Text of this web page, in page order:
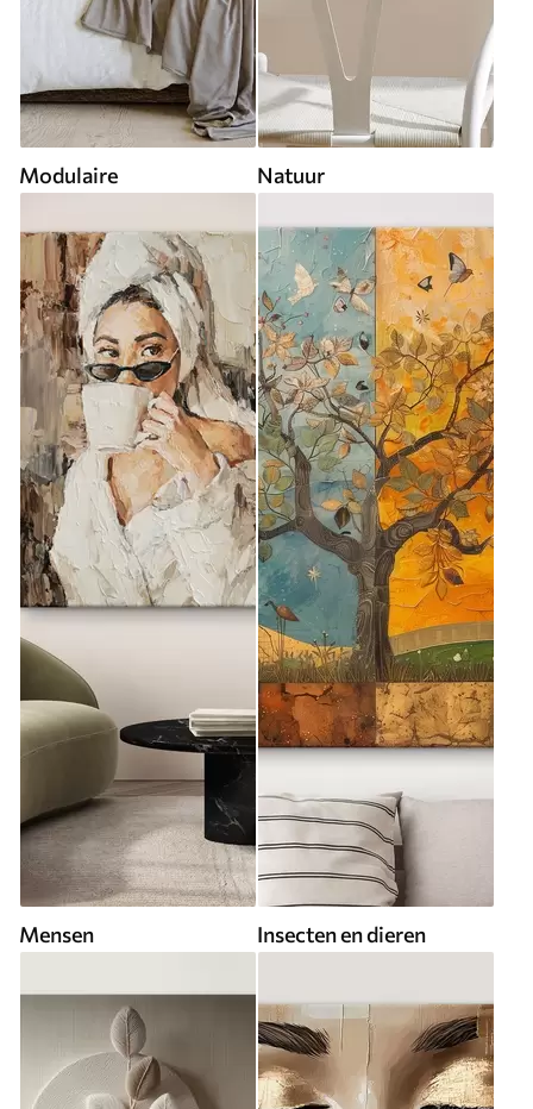
Modulaire Natuur
Mensen Insecten en dieren